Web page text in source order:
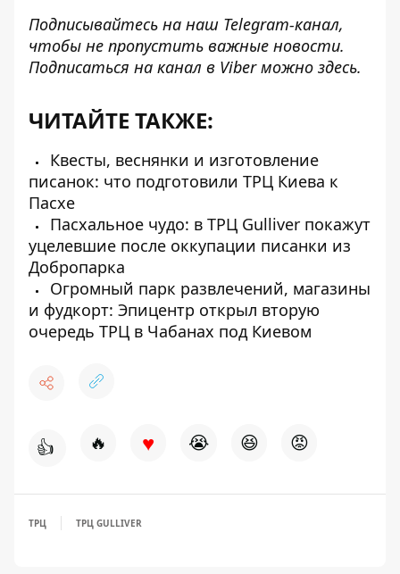
Подписывайтесь на наш Telegram-канал,
чтобы не пропустить важные новости.
Подписаться на канал в Viber можно здесь.
ЧИТАЙТЕ ТАКЖЕ:
Квесты, веснянки и изготовление
писанок: что подготовили ТРЦ Киева к
Пасхе
Пасхальное чудо: в ТРЦ Gulliver покажут
уцелевшие после оккупации писанки из
Добропарка
Огромный парк развлечений, магазины
и фудкорт: Эпицентр открыл вторую
очередь ТРЦ в Чабанах под Киевом
👍 🔥 ♥ 😭 😆 😡
ТРЦ ТРЦ GULLIVER